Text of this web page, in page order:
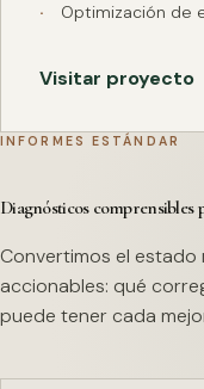
Optimización de
Visitar proyecto
INFORMES ESTÁNDAR
Diagnósticos comprensibles
Convertimos el estado
accionables: qué
puede tener cada